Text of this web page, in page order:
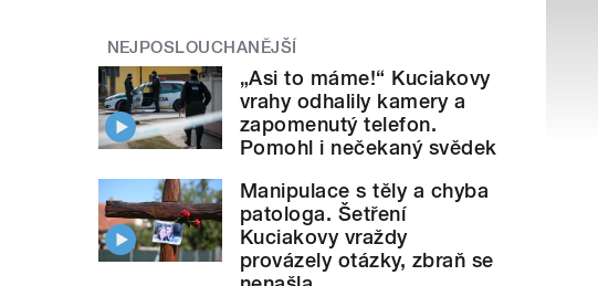
NEJPOSLOUCHANĚJŠÍ
„Asi to máme!“ Kuciakovy
vrahy odhalily kamery a
zapomenutý telefon.
Pomohl i nečekaný svědek
Manipulace s těly a chyba
patologa. Šetření
Kuciakovy vraždy
provázely otázky, zbraň se